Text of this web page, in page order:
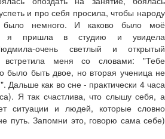
и про себя просила, чтобы народу
было немного. И каково было моё
я пришла в студию и увидела
очень светлый и открытый
встретила меня со словами: "Тебе
было быть двое, но вторая ученица не
Дальше как во сне - практически 4 часа
Я так счастлива, что слышу себя, а
ситуации и людей, которые словно
путь. Запомни это, говорю сама себе)